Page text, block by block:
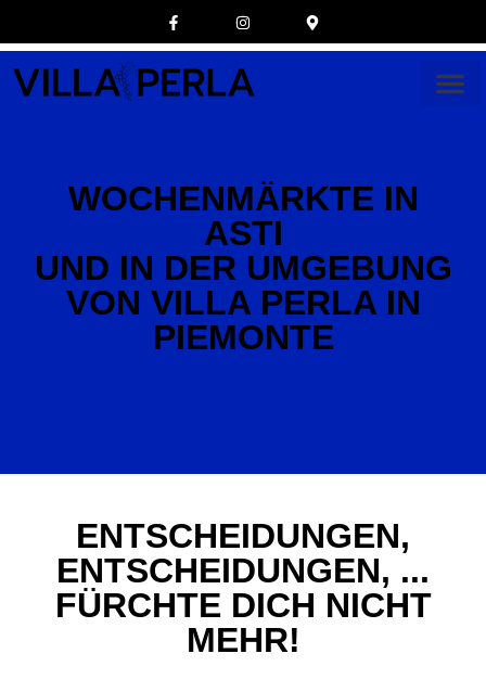
WOCHENMÄRKTE IN
ASTI
UND IN DER UMGEBUNG
VON VILLA PERLA IN
PIEMONTE
ENTSCHEIDUNGEN,
ENTSCHEIDUNGEN, ...
FÜRCHTE DICH NICHT
MEHR!